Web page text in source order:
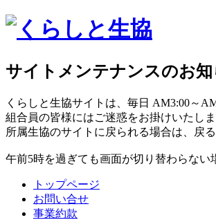
サイトメンテナンスのお知
くらしと生協サイトは、毎日 AM3:00～
組合員の皆様にはご迷惑をお掛けいたし
所属生協のサイトに戻られる場合は、戻
午前5時を過ぎても画面が切り替わらない
トップページ
お問い合せ
事業約款